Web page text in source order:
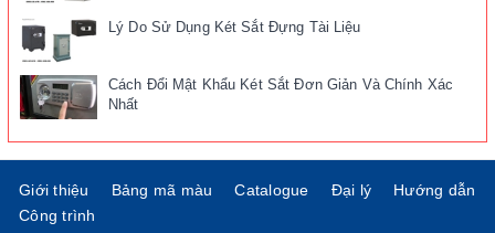
Lý Do Sử Dụng Két Sắt Đựng Tài Liệu
Cách Đổi Mật Khẩu Két Sắt Đơn Giản Và Chính Xác
Nhất
Giới thiệu Bảng mã màu Catalogue Đại lý
Hướng dẫn
Công trình